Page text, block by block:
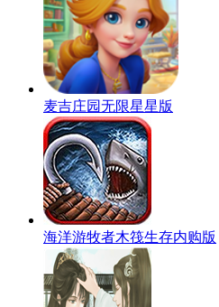
麦吉庄园无限星星版
海洋游牧者木筏生存内购版